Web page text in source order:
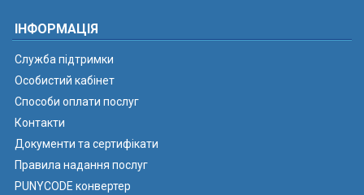
ІНФОРМАЦІЯ
Служба підтримки
Особистий кабінет
Способи оплати послуг
Контакти
Документи та сертифікати
Правила надання послуг
PUNYCODE конвертер